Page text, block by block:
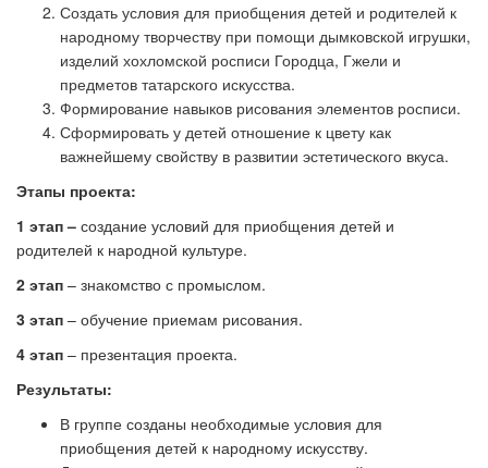
Создать условия для приобщения детей и родителей к
народному творчеству при помощи дымковской игрушки,
изделий хохломской росписи Городца, Гжели и
предметов татарского искусства.
Формирование навыков рисования элементов росписи.
Сформировать у детей отношение к цвету как
важнейшему свойству в развитии эстетического вкуса.
Этапы проекта:
1 этап– создание условий для приобщения детей и
родителей к народной культуре.
2 этап – знакомство с промыслом.
3 этап – обучение приемам рисования.
4 этап – презентация проекта.
Результаты:
В группе созданы необходимые условия для
приобщения детей к народному искусству.